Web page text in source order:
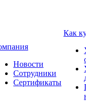
Новости
Сотрудники
Сертификаты
Как